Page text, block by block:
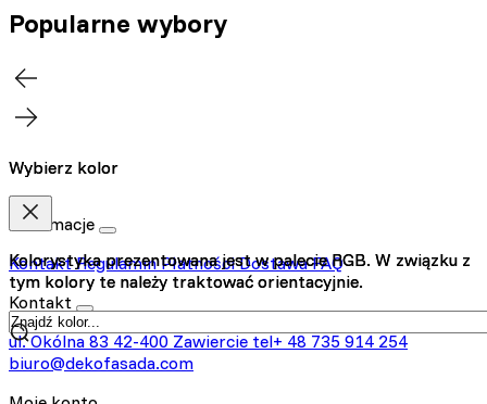
Popularne wybory
Wybierz kolor
Kolorystyka prezentowana jest w palecie RGB. W związku z
tym kolory te należy traktować orientacyjnie.
Wybierz kolor
Kolorystyka prezentowana jest w palecie RGB. W związku z
tym kolory te należy traktować orientacyjnie.
Informacje
KontaktRegulaminPłatnościDostawaFAQ
Kontakt
ul. Okólna 8342-400 Zawiercietel+ 48 735 914 254
biuro@dekofasada.com